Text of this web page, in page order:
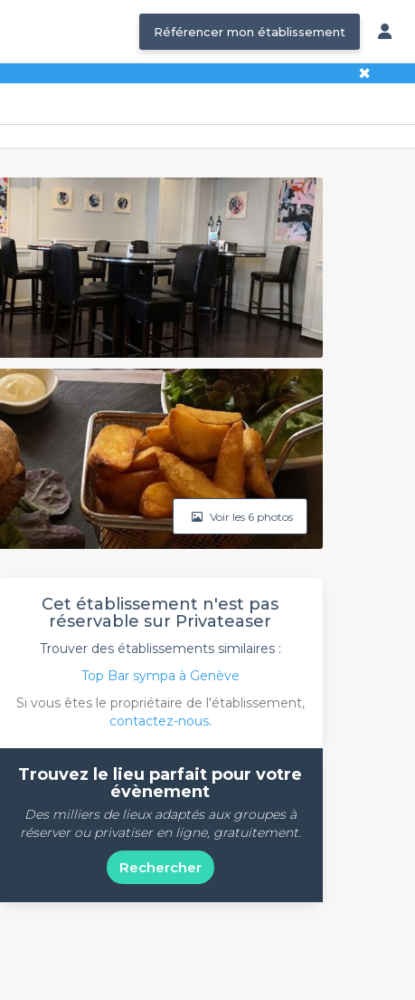
Référencer mon établissement
✖
Voir les 6 photos
Cet établissement n'est pas
réservable sur Privateaser
Trouver des établissements similaires :
Top Bar sympa à Genève
Si vous êtes le propriétaire de l'établissement,
contactez-nous.
Trouvez le lieu parfait pour votre
évènement
Des milliers de lieux adaptés aux groupes à
réserver ou privatiser en ligne, gratuitement.
Rechercher